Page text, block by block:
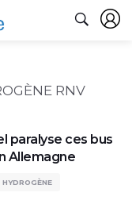
RNV
paralyse ces bus
Allemagne
HYDROGÈNE